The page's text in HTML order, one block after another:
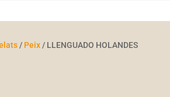
/ Peix/ LLENGUADO HOLANDES